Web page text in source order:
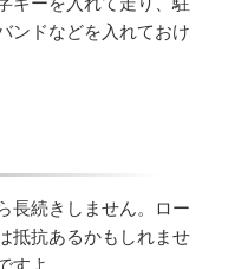
ンドなどを入れておけ
長続きしません。ロー
抵抗あるかもしれませ
すよ。